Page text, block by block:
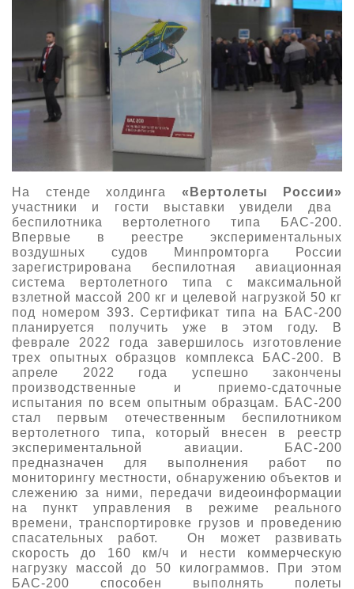
На стенде холдинга «Вертолеты России»
участники и гости выставки увидели два
беспилотника вертолетного типа БАС-200.
Впервые в реестре экспериментальных
воздушных судов Минпромторга России
зарегистрирована беспилотная авиационная
система вертолетного типа с максимальной
взлетной массой 200 кг и целевой нагрузкой 50 кг
под номером 393. Сертификат типа на БАС-200
планируется получить уже в этом году. В
феврале 2022 года завершилось изготовление
трех опытных образцов комплекса БАС-200. В
апреле 2022 года успешно закончены
производственные и приемо-сдаточные
испытания по всем опытным образцам. БАС-200
стал первым отечественным беспилотником
вертолетного типа, который внесен в реестр
экспериментальной авиации. БАС-200
предназначен для выполнения работ по
мониторингу местности, обнаружению объектов и
слежению за ними, передачи видеоинформации
на пункт управления в режиме реального
времени, транспортировке грузов и проведению
спасательных работ. Он может развивать
скорость до 160 км/ч и нести коммерческую
нагрузку массой до 50 килограммов. При этом
БАС-200 способен выполнять полеты